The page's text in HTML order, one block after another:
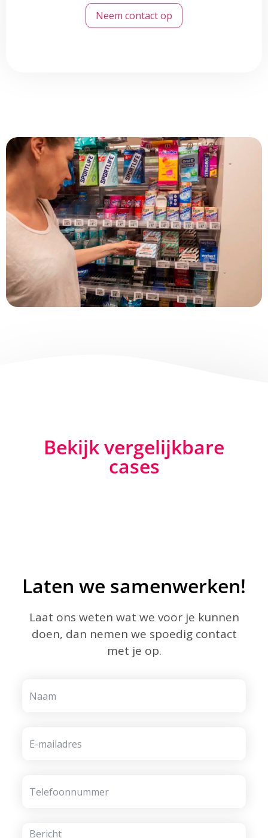
Neem contact op
Bekijk vergelijkbare
cases
Laten we samenwerken!
Laat ons weten wat we voor je kunnen
doen, dan nemen we spoedig contact
met je op.